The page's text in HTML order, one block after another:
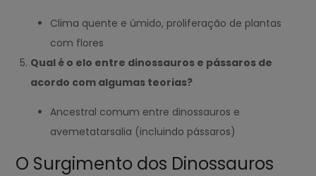
Clima quente e úmido, proliferação de plantas
com flores
Qual é o elo entre dinossauros e pássaros de
acordo com algumas teorias?
Ancestral comum entre dinossauros e
avemetatarsalia (incluindo pássaros)
O Surgimento dos Dinossauros